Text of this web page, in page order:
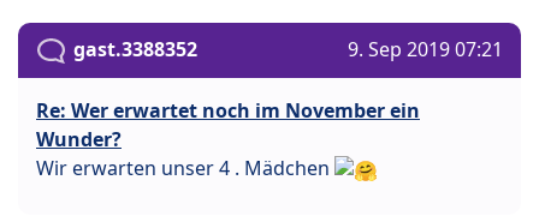
gast.3388352 9. Sep 2019 07:21
Re: Wer erwartet noch im November ein
Wunder?
Wir erwarten unser 4 . Mädchen